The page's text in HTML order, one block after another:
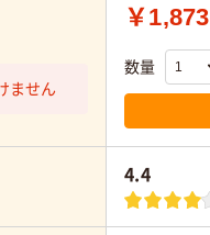
ません
￥1,873
数量
4.4